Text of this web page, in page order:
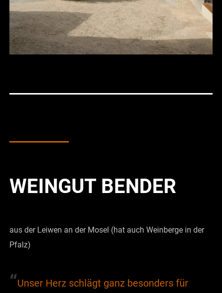
WEINGUT BENDER
aus der Leiwen an der Mosel (hat auch Weinberge in der
Pfalz)
“Unser Herz schlägt ganz besonders für